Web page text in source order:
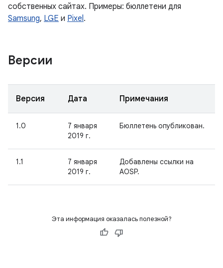
собственных сайтах. Примеры: бюллетени для
Samsung, LGE и Pixel.
Версии
Версия Дата Примечания
1.0
7 января
2019 г.
Бюллетень опубликован.
1.1
7 января
2019 г.
Добавлены ссылки на
AOSP.
Эта информация оказалась полезной?